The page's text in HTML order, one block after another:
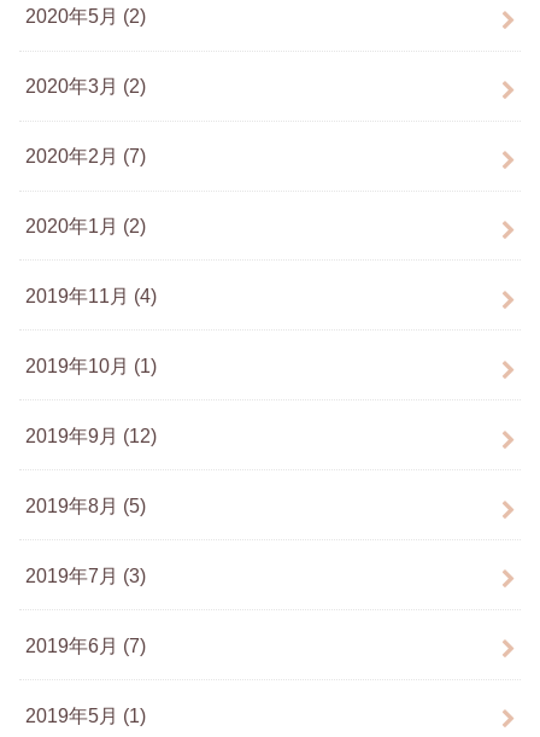
2020年5月 (2)
2020年3月 (2)
2020年2月 (7)
2020年1月 (2)
2019年11月 (4)
2019年10月 (1)
2019年9月 (12)
2019年8月 (5)
2019年7月 (3)
2019年6月 (7)
2019年5月 (1)